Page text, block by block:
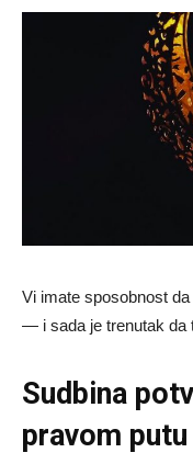
Vi imate sposobnost
— i sada je trenutak da
Sudbina
pravom putu